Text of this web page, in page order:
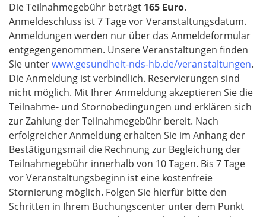
f
e
l
d
Die Teilnahmegebühr beträgt 165 Euro.
Anmeldeschluss ist 7 Tage vor Veranstaltungsdatum.
Anmeldungen werden nur über das Anmeldeformular
entgegengenommen. Unsere Veranstaltungen finden
Sie unterwww.gesundheit-nds-hb.de/veranstaltungen.
Die Anmeldung ist verbindlich. Reservierungen sind
nicht möglich. Mit Ihrer Anmeldung akzeptieren Sie die
Teilnahme- und Stornobedingungen und erklären sich
zur Zahlung der Teilnahmegebühr bereit. Nach
erfolgreicher Anmeldung erhalten Sie im Anhang der
Bestätigungsmail die Rechnung zur Begleichung der
Teilnahmegebühr innerhalb von 10 Tagen. Bis 7 Tage
vor Veranstaltungsbeginn ist eine kostenfreie
Stornierung möglich. Folgen Sie hierfür bitte den
Schritten in Ihrem Buchungscenter unter dem Punkt